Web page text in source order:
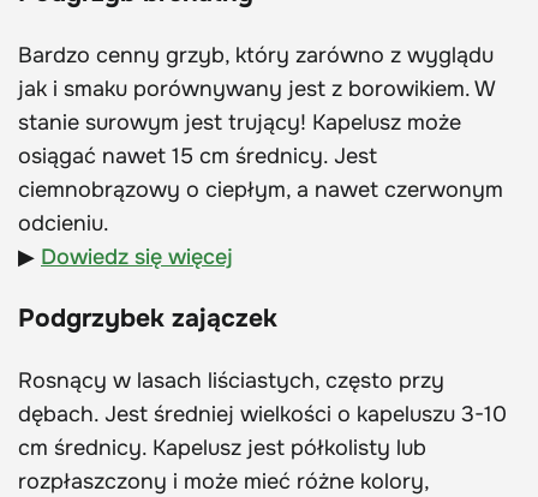
Bardzo cenny grzyb, który zarówno z wyglądu
jak i smaku porównywany jest z borowikiem. W
stanie surowym jest trujący! Kapelusz może
osiągać nawet 15 cm średnicy. Jest
ciemnobrązowy o ciepłym, a nawet czerwonym
odcieniu.
▶ Dowiedz się więcej
Podgrzybek zajączek
Rosnący w lasach liściastych, często przy
dębach. Jest średniej wielkości o kapeluszu 3-10
cm średnicy. Kapelusz jest półkolisty lub
rozpłaszczony i może mieć różne kolory,